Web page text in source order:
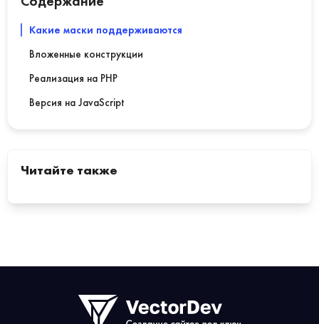
Какие маски поддерживаются
Вложенные конструкции
Реализация на PHP
Версия на JavaScript
Читайте также